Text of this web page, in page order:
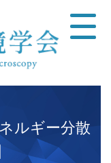
ルギー分散